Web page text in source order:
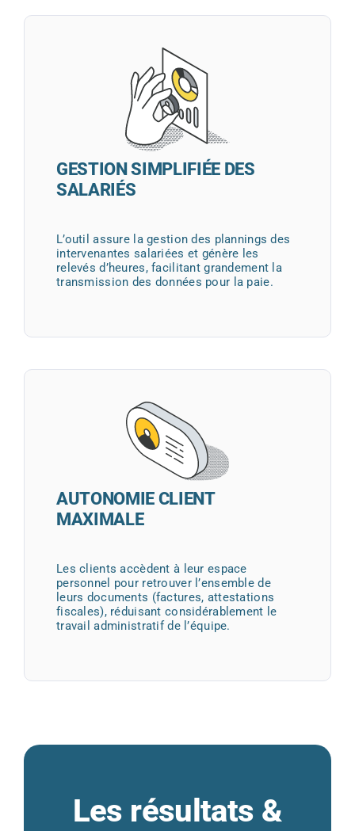
GESTION SIMPLIFIÉE DES
SALARIÉS
L’outil assure la gestion des plannings des
intervenantes salariées et génère les
relevés d’heures, facilitant grandement la
transmission des données pour la paie.
AUTONOMIE CLIENT
MAXIMALE
Les clients accèdent à leur espace
personnel pour retrouver l’ensemble de
leurs documents (factures, attestations
fiscales), réduisant considérablement le
travail administratif de l’équipe.
Les résultats &